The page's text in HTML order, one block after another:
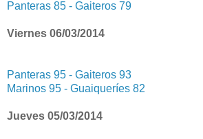
Panteras 85 - Gaiteros 79
Viernes 06/03/2014
Panteras 95 - Gaiteros 93
Marinos 95 - Guaiqueríes 82
Jueves 05/03/2014